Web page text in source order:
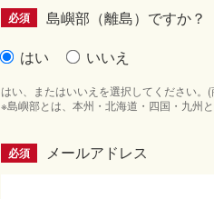
必須
島嶼部（離島）ですか？
はい
いいえ
はい、またはいいえを選択してください
※島嶼部とは、本州・北海道・四国・九州
必須 メールアドレス